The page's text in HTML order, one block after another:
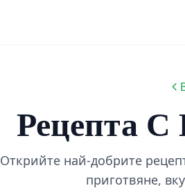
Рецепта
Открийте най-добрите
приготвяне,